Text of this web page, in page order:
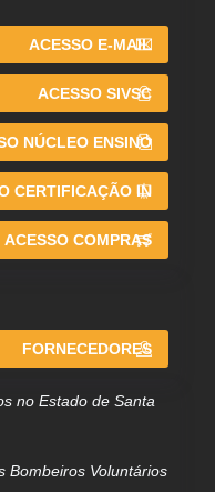
ACESSO E-MAIL
ACESSO SIVSC
NÚCLEO ENSINO
CERTIFICAÇÃO IN
ACESSO COMPRAS
FORNECEDORES
no Estado de Santa
Bombeiros Voluntários